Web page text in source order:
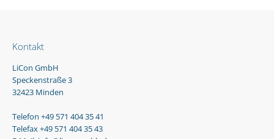
Kontakt
LiCon GmbH
Speckenstraße 3
32423 Minden
Telefon +49 571 404 35 41
Telefax +49 571 404 35 43